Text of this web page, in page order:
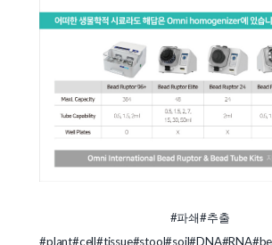
#파쇄#추출
#plant#cell#tissue#stool#soil#DNA#RNA